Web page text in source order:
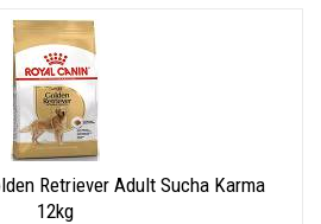
Retriever Adult Sucha Karma
12kg